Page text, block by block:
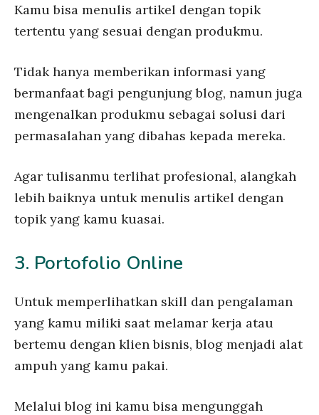
Kamu bisa menulis artikel dengan topik
tertentu yang sesuai dengan produkmu.
Tidak hanya memberikan informasi yang
bermanfaat bagi pengunjung blog, namun juga
mengenalkan produkmu sebagai solusi dari
permasalahan yang dibahas kepada mereka.
Agar tulisanmu terlihat profesional, alangkah
lebih baiknya untuk menulis artikel dengan
topik yang kamu kuasai.
3. Portofolio Online
Untuk memperlihatkan skill dan pengalaman
yang kamu miliki saat melamar kerja atau
bertemu dengan klien bisnis, blog menjadi alat
ampuh yang kamu pakai.
Melalui blog ini kamu bisa mengunggah